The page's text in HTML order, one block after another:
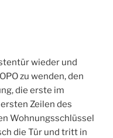
wieder und
zu wenden, den
die erste im
Zeilen des
Wohnungsschlüssel
die Tür und tritt in